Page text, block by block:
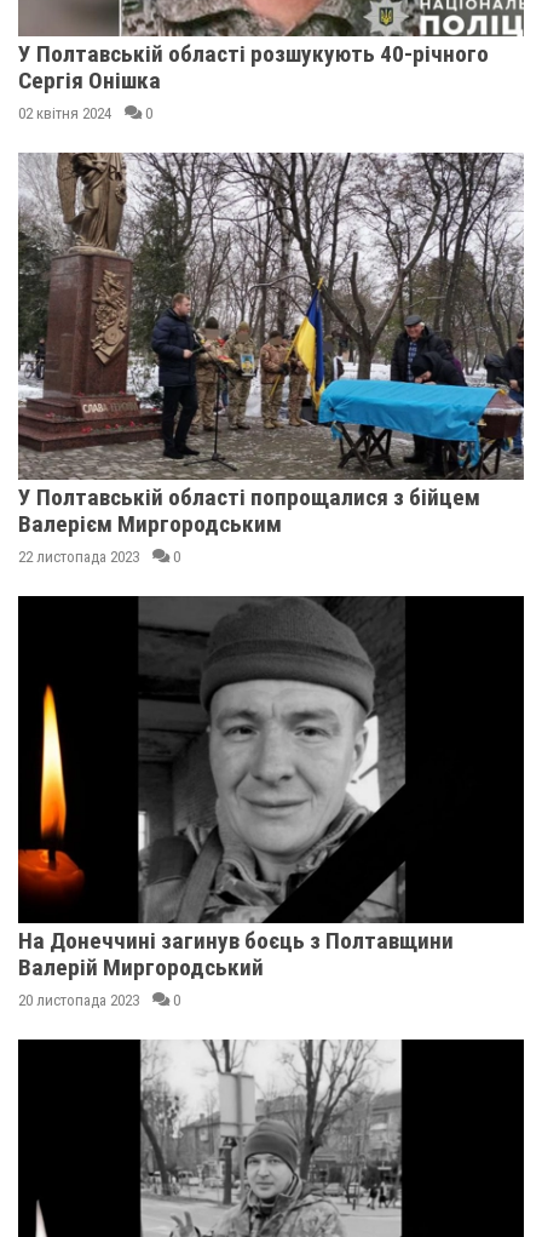
У Полтавській області розшукують 40-річного
Сергія Онішка
02 квітня 2024 0
У Полтавській області попрощалися з бійцем
Валерієм Миргородським
22 листопада 2023 0
На Донеччині загинув боєць з Полтавщини
Валерій Миргородський
20 листопада 2023 0